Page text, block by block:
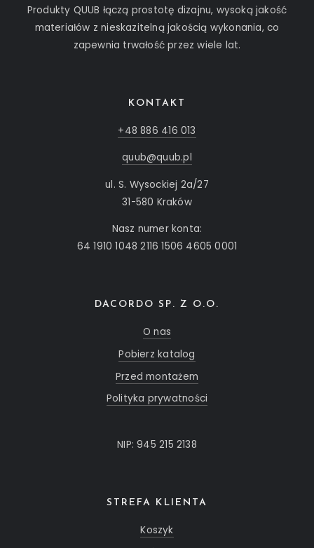
Produkty QUUB łączą prostotę dizajnu, wysoką jakość
materiałów z nieskazitelną jakością wykonania, co
zapewnia trwałość przez wiele lat.
KONTAKT
+48 886 416 013
quub@quub.pl
ul. S. Wysockiej 2a/27
31-580 Kraków
Nasz numer konta:
64 1910 1048 2116 1506 4605 0001
DACORDO SP. Z O.O.
O nas
Pobierz katalog
Przed montażem
Polityka prywatności
NIP: 945 215 2138
STREFA KLIENTA
Koszyk